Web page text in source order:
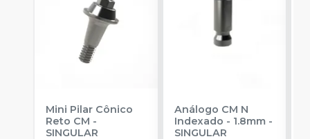
Mini Pilar Cônico
Reto CM -
SINGULAR
Análogo CM N
Indexado - 1.8mm-
SINGULAR